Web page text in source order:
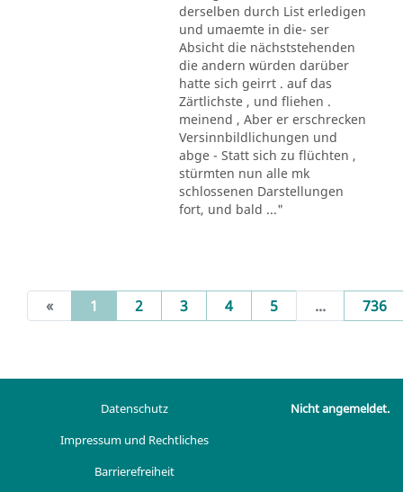
derselben durch List erledigen
und umaemte in die- ser
Absicht die nächststehenden
die andern würden darüber
hatte sich geirrt . auf das
Zärtlichste , und fliehen .
meinend , Aber er erschrecken
Versinnbildlichungen und
abge - Statt sich zu flüchten ,
stürmten nun alle mk
schlossenen Darstellungen
fort, und bald ..."
« 1 (current)
2 3 4 5 ... 736
Datenschutz
Impressum und Rechtliches
Barrierefreiheit
Nicht angemeldet.